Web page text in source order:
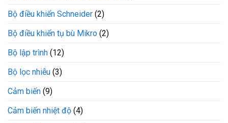
Bộ điều khiển Schneider (2)
Bộ điều khiển tụ bù Mikro (2)
Bộ lập trình (12)
Bộ lọc nhiễu (3)
Cảm biến (9)
Cảm biến nhiệt độ (4)